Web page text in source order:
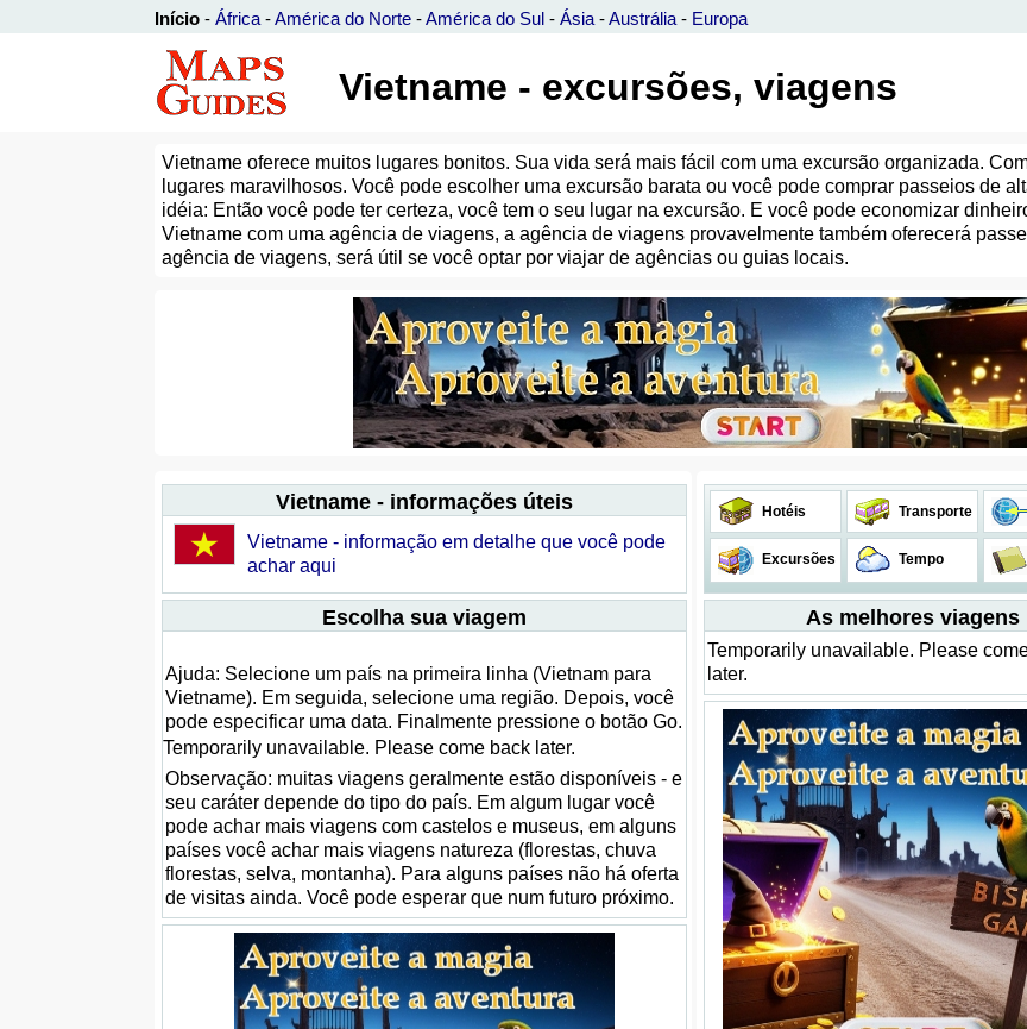
Início - África -América do Norte -América do Sul - Ásia -Austrália - Europa
Vietname - excursões, viagens
Vietname oferece muitos lugares bonitos. Sua vida será mais fácil com uma excursão organizada.
lugares maravilhosos. Você pode escolher uma excursão barata ou você pode comprar passeios de
idéia: Então você pode ter certeza, você tem o seu lugar na excursão. E você pode economizar
Vietname com uma agência de viagens, a agência de viagens provavelmente também oferecerá
agência de viagens, será útil se você optar por viajar de agências ou guias locais.
Vietname - informações úteis
Vietname - informação em detalhe que você pode
achar aqui
Escolha sua viagem
Ajuda: Selecione um país na primeira linha (Vietnam para
Vietname). Em seguida, selecione uma região. Depois, você
pode especificar uma data. Finalmente pressione o botão Go.
Temporarily unavailable. Please come back later.
Observação: muitas viagens geralmente estão disponíveis - e
seu caráter depende do tipo do país. Em algum lugar você
pode achar mais viagens com castelos e museus, em alguns
países você achar mais viagens natureza (florestas, chuva
florestas, selva, montanha). Para alguns países não há oferta
de visitas ainda. Você pode esperar que num futuro próximo.
Hotéis Transporte
Excursões Tempo
As melhores viagens
Temporarily unavailable. Please
later.